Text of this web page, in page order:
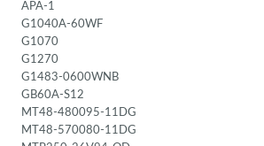
APA-1
G1040A-60WF
G1070
G1270
G1483-0600WNB
GB60A-S12
MT48-480095-11DG
MT48-570080-11DG